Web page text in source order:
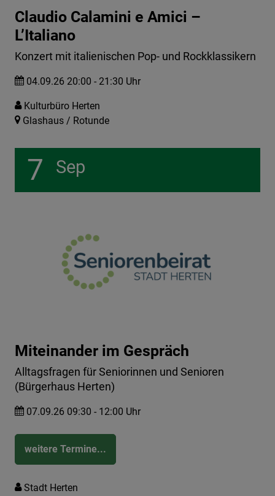
Claudio Calamini e Amici –
L’Italiano
Konzert mit italienischen Pop- und Rockklassikern
04.09.26 20:00 - 21:30 Uhr
Kulturbüro Herten
Glashaus / Rotunde
7 Sep
Miteinander im Gespräch
Alltagsfragen für Seniorinnen und Senioren
(Bürgerhaus Herten)
07.09.26 09:30 - 12:00 Uhr
weitere Termine...
Stadt Herten